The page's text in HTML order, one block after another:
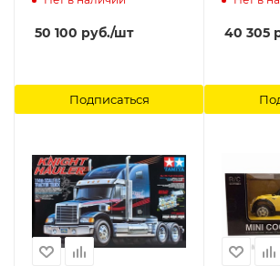
50 100 руб./шт
Подписаться
40 305